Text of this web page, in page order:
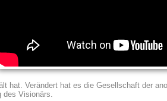
hat. Verändert hat es die Gesellschaft der
des Visionärs.